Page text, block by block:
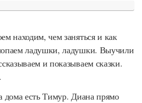
находим, чем заняться и как
ладушки, ладушки. Выучили
и показываем сказки.
дома есть Тимур. Диана прямо